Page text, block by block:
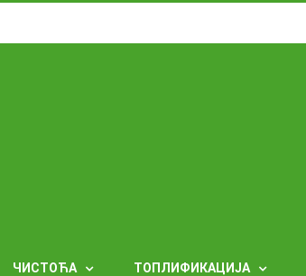
ЧИСТОЋА ТОПЛИФИКАЦИЈА